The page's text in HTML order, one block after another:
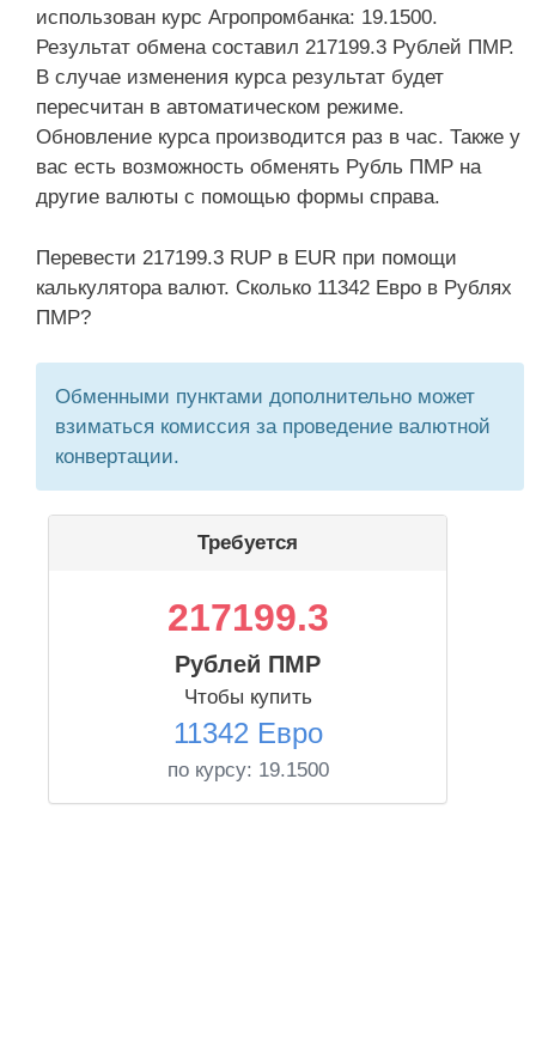
использован курс Агропромбанка: 19.1500.
Результат обмена составил 217199.3 Рублей ПМР.
В случае изменения курса результат будет
пересчитан в автоматическом режиме.
Обновление курса производится раз в час. Также у
вас есть возможность обменять Рубль ПМР на
другие валюты с помощью формы справа.
Перевести 217199.3 RUP в EUR при помощи
калькулятора валют. Сколько 11342 Евро в Рублях
ПМР?
Обменными пунктами дополнительно может
взиматься комиссия за проведение валютной
конвертации.
Требуется
217199.3
Рублей ПМР
Чтобы купить
11342 Евро
по курсу: 19.1500